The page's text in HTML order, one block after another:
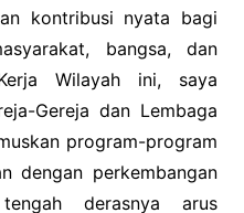
kontribusi nyata bagi
bangsa, dan
Wilayah ini, saya
Gereja dan Lembaga
program-program
dengan perkembangan
derasnya arus